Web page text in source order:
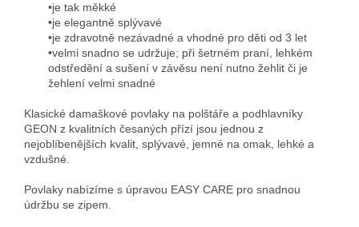
•je tak měkké
•je elegantně splývavé
•je zdravotně nezávadné a vhodné pro děti od 3 let
•velmi snadno se udržuje; při šetrném praní, lehkém
odstředění a sušení v závěsu není nutno žehlit či je
žehlení velmi snadné
Klasické damaškové povlaky na polštáře a podhlavníky
GEON z kvalitních česaných přízí jsou jednou z
nejoblíbenějších kvalit, splývavé, jemné na omak, lehké a
vzdušné.
Povlaky nabízíme s úpravou EASY CARE pro snadnou
údržbu se zipem.